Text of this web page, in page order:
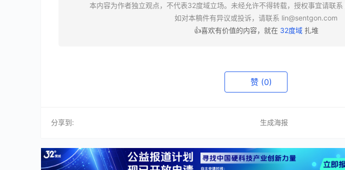
本内容为作者独立观点，不代表32度域立场。未经允许不得转载，授权事宜请联系
如对本稿件有异议或投诉，请联系 lin@sentgon.com
👍喜欢有价值的内容，就在 32度域扎堆
赞 (0)
分享到: 生成海报